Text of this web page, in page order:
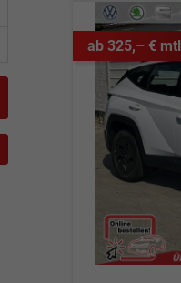
ab 325,– €